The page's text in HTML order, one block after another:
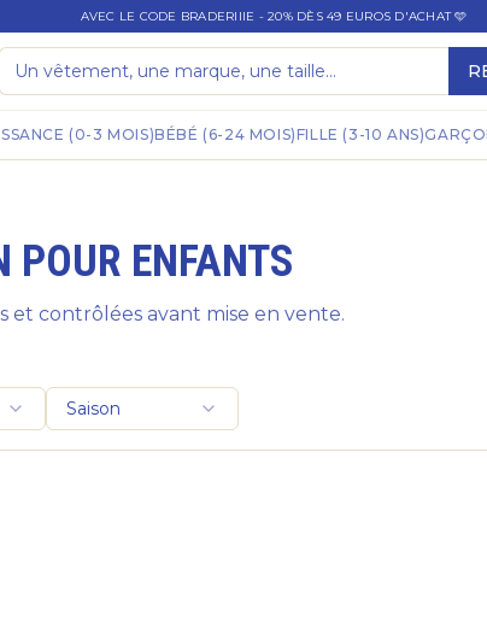
AVEC LE CODE BRADERIIIE - 20% DÈS 49 EUROS D'ACHAT 🩵
(0-3 MOIS)BÉBÉ (6-24 MOIS)FILLE (3-10 ANS)
ENFANTS
et contrôlées avant mise en vente.
Saison